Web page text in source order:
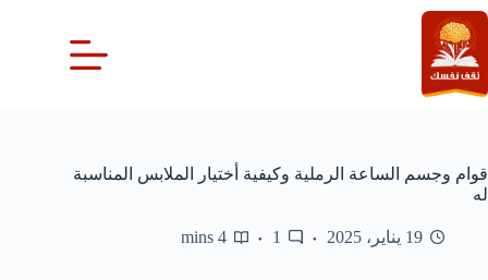
التجاوز
إلى
المحتوى
قوام وجسم الساعة الرملية وكيفية أختيار الملابس المناسبة
له
19 يناير، 2025 1
4 mins